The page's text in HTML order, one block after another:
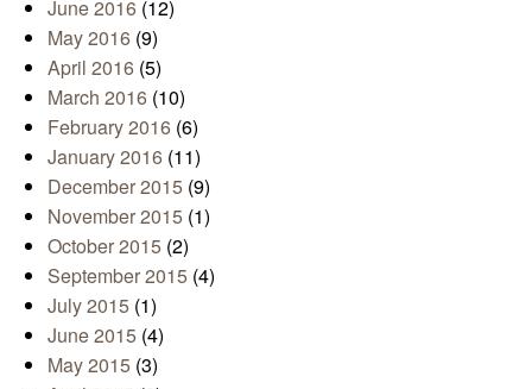
June 2016 (12)
May 2016 (9)
April 2016 (5)
March 2016 (10)
February 2016 (6)
January 2016 (11)
December 2015 (9)
November 2015 (1)
October 2015 (2)
September 2015 (4)
July 2015 (1)
June 2015 (4)
May 2015 (3)